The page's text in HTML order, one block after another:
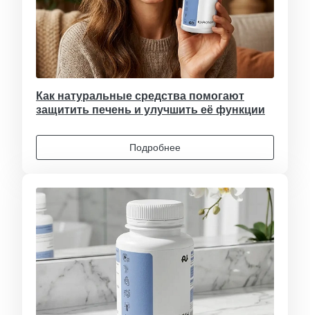
Как натуральные средства помогают
защитить печень и улучшить её функции
Подробнее